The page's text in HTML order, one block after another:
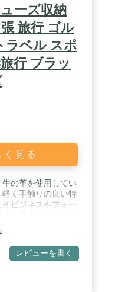
ーズ収納
旅行 ゴル
ラベル スポ
行 ブラッ
見る
牛の革を使用してい
く手触りの良い特
ビジネスやフォー
徴】①、調節・着
して、肩掛け、手
て利用替える。②、
面の汚れや水など
も減少します。
レビューを書く